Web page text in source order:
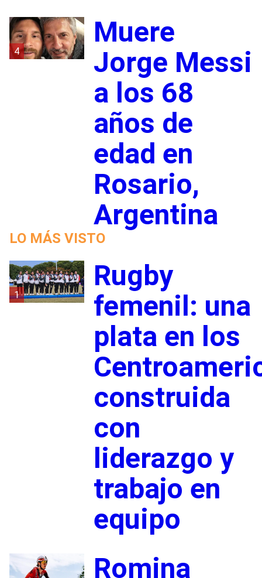
4
Muere
Jorge Messi
a los 68
años de
edad en
Rosario,
Argentina
LO MÁS VISTO
1
Rugby
femenil: una
plata en los
construida
con
liderazgo y
trabajo en
equipo
Romina